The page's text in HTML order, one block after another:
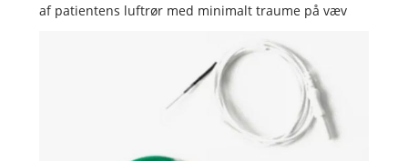
af patientens luftrør med minimalt traume på væv